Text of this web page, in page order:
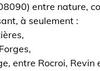
entre nature,
à seulement :
entre Rocroi, Revin